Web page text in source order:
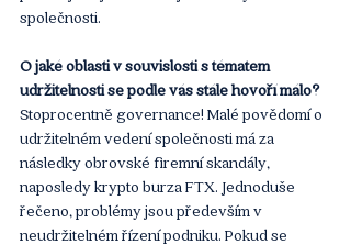
společnosti.
O jaké oblasti v souvislosti s tématem
udržitelnosti se podle vás stále hovoří málo?
Stoprocentně governance! Malé povědomí o
udržitelném vedení společnosti má za
následky obrovské firemní skandály,
naposledy krypto burza FTX. Jednoduše
řečeno, problémy jsou především v
neudržitelném řízení podniku. Pokud se